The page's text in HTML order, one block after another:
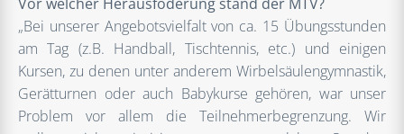
„Bei unserer Angebotsvielfalt von ca. 15 Übungsstunden
am Tag (z.B. Handball, Tischtennis, etc.) und einigen
Kursen, zu denen unter anderem Wirbelsäulengymnastik,
Gerätturnen oder auch Babykurse gehören, war unser
Problem vor allem die Teilnehmerbegrenzung. Wir